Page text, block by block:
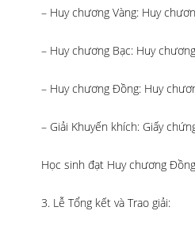
– Huy chương Vàng: Huy
– Huy chương Bạc: Huy
– Huy chương Đồng: Huy
– Giải Khuyến khích: Giấy
Học sinh đạt Huy chương
3. Lễ Tổng kết và Trao giải: